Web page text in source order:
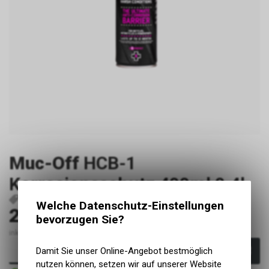
Muc-Off HCB-1
Korrosionsschutz 400ml 0.4l
5037835209341
27.90CHF
In den Warenkorb
Welche Datenschutz-Einstellungen
bevorzugen Sie?
Damit Sie unser Online-Angebot bestmöglich
nutzen können, setzen wir auf unserer Website